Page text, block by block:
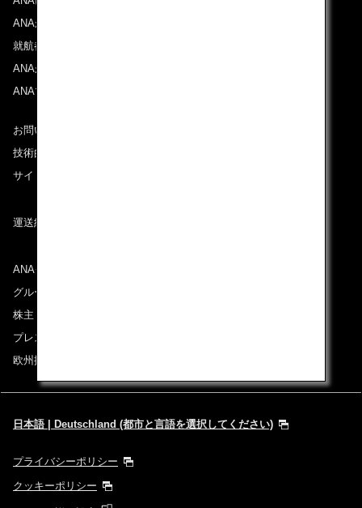
ANAからのお知らせ
就航都市
ANAがお約束する体験
ANAマイレージクラブ
お問い合わせ
技術的なお問い合わせ（推奨環境）
サイトマップ
運送約款
ANAグループについて
グループ企業一覧
株主・投資家情報
プレスリリース
欧州採用情報
日本語 | Deutschland (都市と言語を選択してください)
プライバシーポリシー
クッキーポリシー